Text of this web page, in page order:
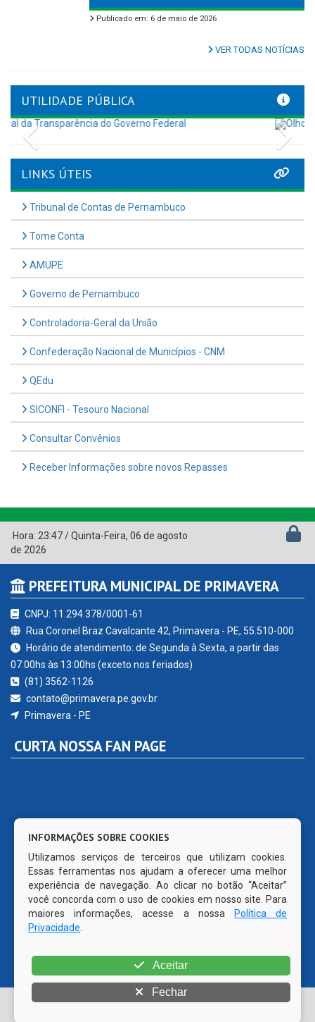
Publicado em: 6 de maio de 2026
VER TODAS NOTÍCIAS
UTILIDADE PÚBLICA
Previous
LINKS ÚTEIS
Tribunal de Contas de Pernambuco
Tome Conta
AMUPE
Governo de Pernambuco
Controladoria-Geral da União
Confederação Nacional de Municípios - CNM
QEdu
SICONFI - Tesouro Nacional
Consultar Convênios
Receber Informações sobre novos Repasses
Hora: 23:47/Quinta-Feira, 06 de agosto
de 2026
PREFEITURA MUNICIPAL DE PRIMAVERA
CNPJ: 11.294.378/0001-61
Rua Coronel Braz Cavalcante 42, Primavera - PE, 55.510-000
Horário de atendimento: de Segunda à Sexta, a partir das
07:00hs às 13:00hs (exceto nos feriados)
(81) 3562-1126
contato@primavera.pe.gov.br
Primavera - PE
CURTA NOSSA FAN PAGE
© Copyright 2026 Prefeitura Municipal de Primavera | Todos
INFORMAÇÕES SOBRE COOKIES
Utilizamos serviços de terceiros que utilizam cookies.
Essas ferramentas nos ajudam a oferecer uma melhor
experiência de navegação. Ao clicar no botão “Aceitar”
você concorda com o uso de cookies em nosso site. Para
maiores informações, acesse a nossa
Política de
Privacidade
Aceitar
Fechar